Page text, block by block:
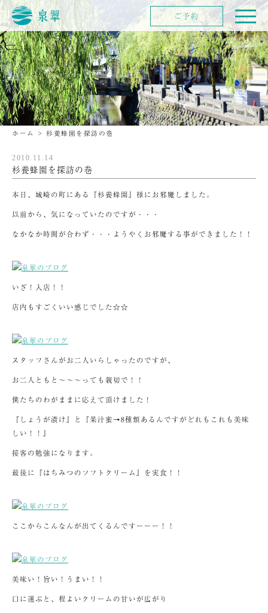
ホーム > 杉養蜂園を探訪の巻
2010.11.14
杉養蜂園を探訪の巻
本日、城崎の町にある『杉養蜂園』様にお邪魔しました。
以前から、気になっていたのですが・・・
なかなか時間が合わず・・・ようやくお邪魔する事ができました！！
いざ！入店！！
店内もすごくいい感じでした☆☆
スタッフさんがお二人いらしゃったのですが、
お二人ともと～～～っても親切で！！
僕たちのわがままに応えて頂けました！
『しょうが漬け』と『果汁蜜→8種類あるんですがどれもこれも美味
しい！！』
接客の勉強になります。
最後に『はちみつのソフトクリーム』を実食！！
ここからこんなんが出てくるんですーーー！！
美味い！旨い！うまい！！
口に運ぶと、程よいクリームの甘いが広がり
ご予約